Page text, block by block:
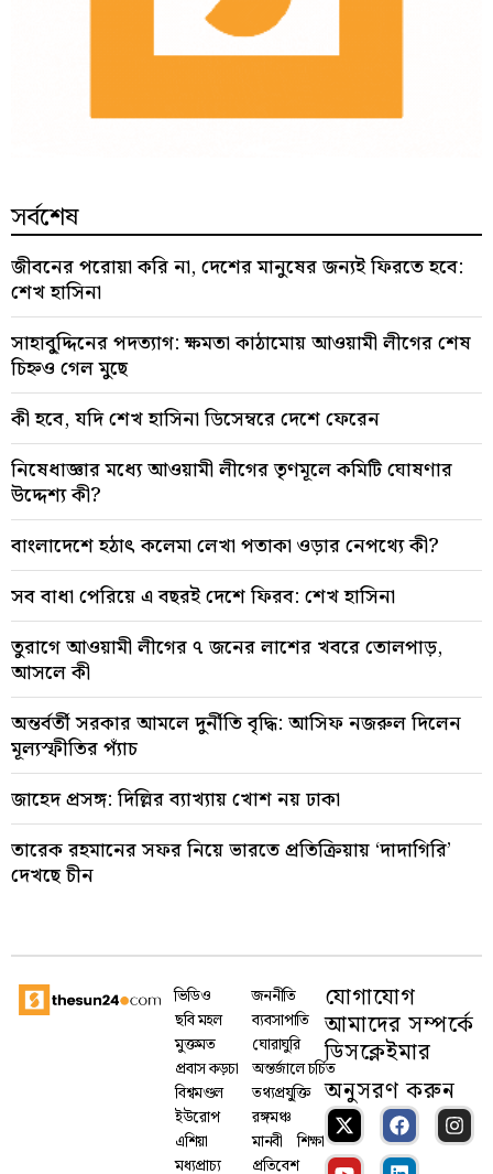
সর্বশেষ
জীবনের পরোয়া করি না, দেশের মানুষের জন্যই ফিরতে হবে:
শেখ হাসিনা
সাহাবু্দ্দিনের পদত্যাগ: ক্ষমতা কাঠামোয় আওয়ামী লীগের শেষ
চিহ্নও গেল মুছে
কী হবে, যদি শেখ হাসিনা ডিসেম্বরে দেশে ফেরেন
নিষেধাজ্ঞার মধ্যে আওয়ামী লীগের তৃণমূলে কমিটি ঘোষণার
উদ্দেশ্য কী?
বাংলাদেশে হঠাৎ কলেমা লেখা পতাকা ওড়ার নেপথ্যে কী?
সব বাধা পেরিয়ে এ বছরই দেশে ফিরব: শেখ হাসিনা
তুরাগে আওয়ামী লীগের ৭ জনের লাশের খবরে তোলপাড়,
আসলে কী
অন্তর্বর্তী সরকার আমলে দুর্নীতি বৃদ্ধি: আসিফ নজরুল দিলেন
মূল্যস্ফীতির প্যাঁচ
জাহেদ প্রসঙ্গ: দিল্লির ব্যাখ্যায় খোশ নয় ঢাকা
তারেক রহমানের সফর নিয়ে ভারতে প্রতিক্রিয়ায় ‘দাদাগিরি’
দেখছে চীন
ভিডিও
ছবি মহল
মুক্তমত
প্রবাস কড়চা
বিশ্বমণ্ডল
ইউরোপ
এশিয়া
মধ্যপ্রাচ্য
জননীতি
ব্যবসাপাতি
ঘোরাঘুরি
অন্তর্জালে চর্চিত
তথ্যপ্রযু্ক্তি
রঙ্গমঞ্চ
মানবী
শিক্ষা
প্রতিবেশ
যোগাযোগ
আমাদের সম্পর্কে
ডিসক্লেইমার
অনুসরণ করুন